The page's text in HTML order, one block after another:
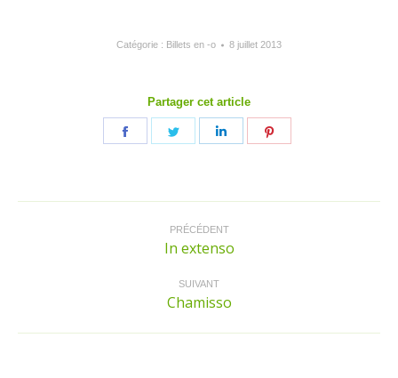
Catégorie : Billets en -o 8 juillet 2013
Partager cet article
Partager Partager Partager
PRÉCÉDENT
Article
In extenso
SUIVANT
Article
:
Chamisso